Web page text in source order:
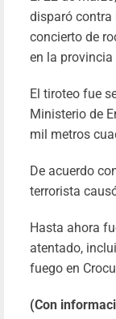
disparó contra
concierto de
en la provincia
El tiroteo fue
Ministerio de
mil metros
De acuerdo
terrorista
Hasta ahora
atentado,
fuego en
(Con